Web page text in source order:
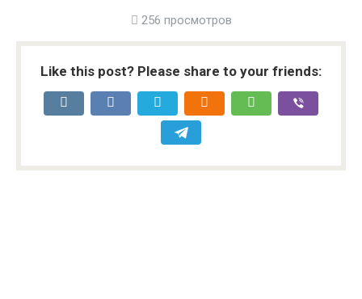
256 просмотров
Like this post? Please share to your friends: